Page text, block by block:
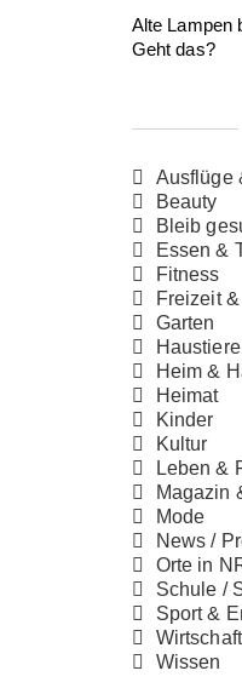
Alte Lampen
Geht das?
Ausflüge
Beauty
Bleib
Essen &
Fitness
Freizeit
Garten
Haustiere
Heim &
Heimat
Kinder
Kultur
Leben &
Magazin
Mode
News /
Orte in
Schule /
Sport &
Wissen